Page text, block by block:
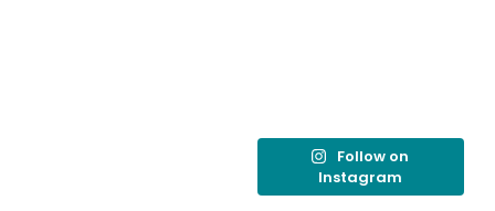
Follow on
Instagram